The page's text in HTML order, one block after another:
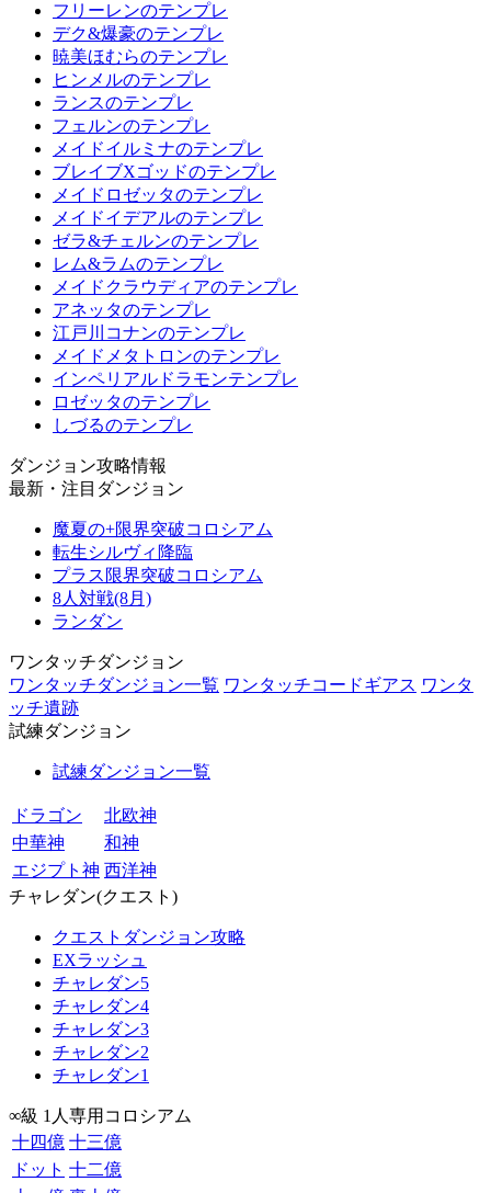
フリーレンのテンプレ
デク&爆豪のテンプレ
暁美ほむらのテンプレ
ヒンメルのテンプレ
ランスのテンプレ
フェルンのテンプレ
メイドイルミナのテンプレ
ブレイブXゴッドのテンプレ
メイドロゼッタのテンプレ
メイドイデアルのテンプレ
ゼラ&チェルンのテンプレ
レム&ラムのテンプレ
メイドクラウディアのテンプレ
アネッタのテンプレ
江戸川コナンのテンプレ
メイドメタトロンのテンプレ
インペリアルドラモンテンプレ
ロゼッタのテンプレ
しづるのテンプレ
ダンジョン攻略情報
最新・注目ダンジョン
魔夏の+限界突破コロシアム
転生シルヴィ降臨
プラス限界突破コロシアム
8人対戦(8月)
ランダン
ワンタッチダンジョン
ワンタッチダンジョン一覧 ワンタッチコードギアス ワンタ
ッチ遺跡
試練ダンジョン
試練ダンジョン一覧
ドラゴン
北欧神
中華神
和神
エジプト神 西洋神
チャレダン(クエスト)
クエストダンジョン攻略
EXラッシュ
チャレダン5
チャレダン4
チャレダン3
チャレダン2
チャレダン1
∞級 1人専用コロシアム
十四億 十三億
ドット 十二億